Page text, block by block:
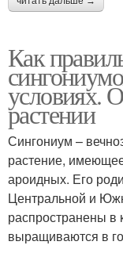
Как
условиях.
растении
Сингониум –
растение,
ароидных. Его
Центральной и
распространены в
выращиваются в